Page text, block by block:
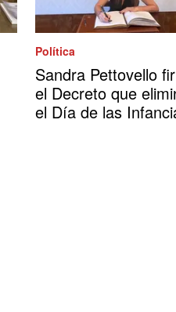
Política
Sandra Pettovello
el Decreto que
el Día de las